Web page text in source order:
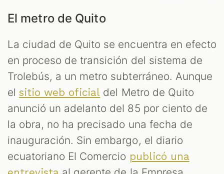
El metro de Quito
La ciudad de Quito se encuentra en efecto
en proceso de transición del sistema de
Trolebús, a un metro subterráneo. Aunque
elsitio web oficial del Metro de Quito
anunció un adelanto del 85 por ciento de
la obra, no ha precisado una fecha de
inauguración. Sin embargo, el diario
ecuatoriano El Comercio publicó una